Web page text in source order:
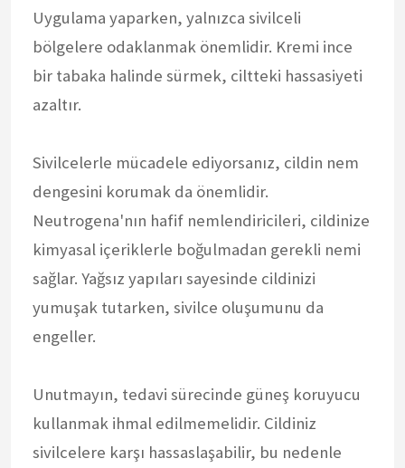
Uygulama yaparken, yalnızca sivilceli
bölgelere odaklanmak önemlidir. Kremi ince
bir tabaka halinde sürmek, ciltteki hassasiyeti
azaltır.
Sivilcelerle mücadele ediyorsanız, cildin nem
dengesini korumak da önemlidir.
Neutrogena'nın hafif nemlendiricileri, cildinize
kimyasal içeriklerle boğulmadan gerekli nemi
sağlar. Yağsız yapıları sayesinde cildinizi
yumuşak tutarken, sivilce oluşumunu da
engeller.
Unutmayın, tedavi sürecinde güneş koruyucu
kullanmak ihmal edilmemelidir. Cildiniz
sivilcelere karşı hassaslaşabilir, bu nedenle